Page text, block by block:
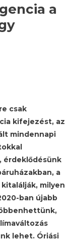
a
csak
kifejezést, az
mindennapi
érdeklődésünk
a
milyen
ban újabb
lehet. Óriási